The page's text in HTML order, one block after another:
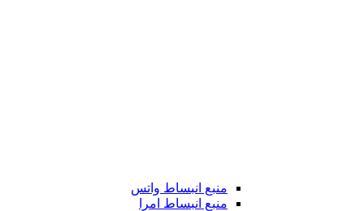
منبع انبساط واتس
منبع انبساط امرا